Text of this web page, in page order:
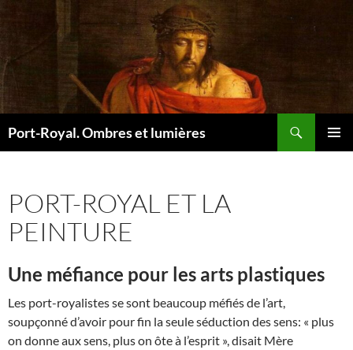
Port-Royal. Ombres et lumières
PORT-ROYAL ET LA
PEINTURE
Une méfiance pour les arts plastiques
Les port-royalistes se sont beaucoup méfiés de l’art,
soupçonné d’avoir pour fin la seule séduction des sens: « plus
on donne aux sens, plus on ôte à l’esprit », disait Mère